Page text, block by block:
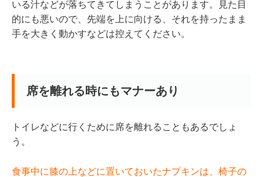
いる汁などが落ちてきてしまうことがあります。見た目
的にも悪いので、先端を上に向ける、それを持ったまま
手を大きく動かすなどは控えてください。
席を離れる時にもマナーあり
トイレなどに行くために席を離れることもあるでしょ
う。
食事中に膝の上などに置いておいたナプキンは、椅子の